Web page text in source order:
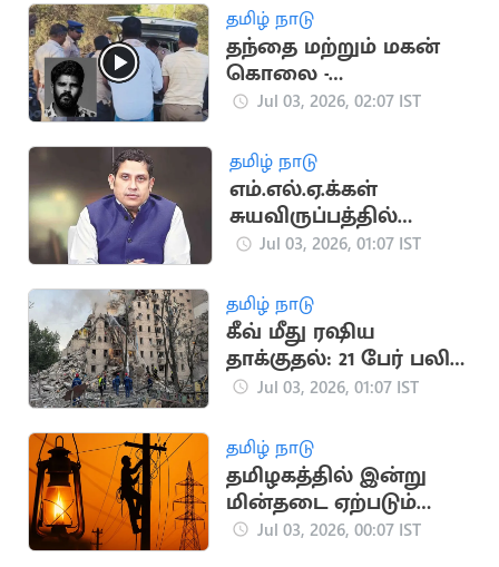
தமிழ் நாடு
தந்தை மற்றும் மகன்
கொலை -
குற்றவாளிகளை
போலீசார் தீவிரம்
Jul 03, 2026, 02:07 IST
தமிழ் நாடு
எம்.எல்.ஏ.க்கள்
சுயவிருப்பத்தில்
செல்வது குதிரை
சக்கரவர்த்தி
Jul 03, 2026, 01:07 IST
தமிழ் நாடு
கீவ் மீது ரஷிய
தாக்குதல்: 21 பேர் பலி,
90 பேர் காயம்
Jul 03, 2026, 01:07 IST
தமிழ் நாடு
தமிழகத்தில் இன்று
மின்தடை ஏற்படும்
பகுதிகள் இவைதான்
Jul 03, 2026, 00:07 IST